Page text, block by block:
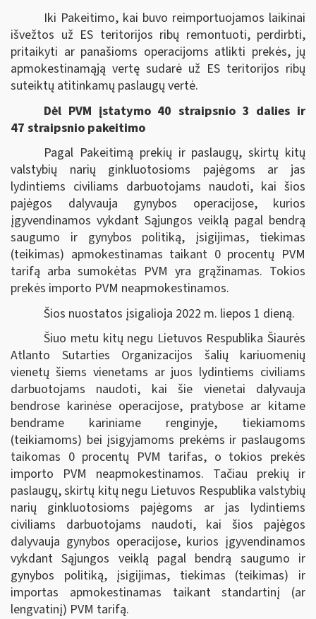
Iki Pakeitimo, kai buvo reimportuojamos laikinai
išvežtos už ES teritorijos ribų remontuoti, perdirbti,
pritaikyti ar panašioms operacijoms atlikti prekės, jų
apmokestinamąją vertę sudarė už ES teritorijos ribų
suteiktų atitinkamų paslaugų vertė.
Dėl PVM įstatymo 40 straipsnio 3 dalies ir
47 straipsnio pakeitimo
Pagal Pakeitimą prekių ir paslaugų, skirtų kitų
valstybių narių ginkluotosioms pajėgoms ar jas
lydintiems civiliams darbuotojams naudoti, kai šios
pajėgos dalyvauja gynybos operacijose, kurios
įgyvendinamos vykdant Sąjungos veiklą pagal bendrą
saugumo ir gynybos politiką, įsigijimas, tiekimas
(teikimas) apmokestinamas taikant 0 procentų PVM
tarifą arba sumokėtas PVM yra grąžinamas. Tokios
prekės importo PVM neapmokestinamos.
Šios nuostatos įsigalioja 2022 m. liepos 1 dieną.
Šiuo metu kitų negu Lietuvos Respublika Šiaurės
Atlanto Sutarties Organizacijos šalių kariuomenių
vienetų šiems vienetams ar juos lydintiems civiliams
darbuotojams naudoti, kai šie vienetai dalyvauja
bendrose karinėse operacijose, pratybose ar kitame
bendrame kariniame renginyje, tiekiamoms
(teikiamoms) bei įsigyjamoms prekėms ir paslaugoms
taikomas 0 procentų PVM tarifas, o tokios prekės
importo PVM neapmokestinamos. Tačiau prekių ir
paslaugų, skirtų kitų negu Lietuvos Respublika valstybių
narių ginkluotosioms pajėgoms ar jas lydintiems
civiliams darbuotojams naudoti, kai šios pajėgos
dalyvauja gynybos operacijose, kurios įgyvendinamos
vykdant Sąjungos veiklą pagal bendrą saugumo ir
gynybos politiką, įsigijimas, tiekimas (teikimas) ir
importas
apmokestinamas taikant standartinį (ar
lengvatinį) PVM tarifą.